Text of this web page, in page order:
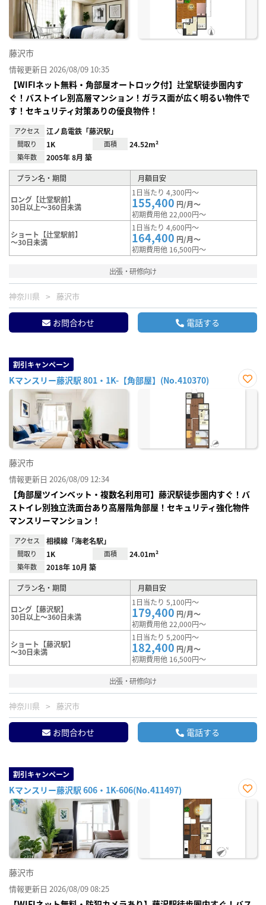
藤沢市
情報更新日 2026/08/09 10:35
【WIFIネット無料・角部屋オートロック付】辻堂駅徒歩圏内す
ぐ！バストイレ別高層マンション！ガラス面が広く明るい物件で
す！セキュリティ対策ありの優良物件！
アクセス 江ノ島電鉄「藤沢駅」
間取り 1K 面積 24.52m²
築年数 2005年 8月 築
プラン名・期間 月額目安
ロング【辻堂駅前】
30日以上～360日未満
1日当たり 4,300円～
155,400 円/月～
初期費用他 22,000円～
ショート【辻堂駅前】
～30日未満
1日当たり 4,600円～
164,400 円/月～
初期費用他 16,500円～
出張・研修向け
神奈川県 藤沢市
お問合わせ 電話する
割引キャンペーン
Kマンスリー藤沢駅 801・1K-【角部屋】(No.410370)
お気
藤沢市
情報更新日 2026/08/09 12:34
【角部屋ツインベット・複数名利用可】藤沢駅徒歩圏内すぐ！バ
ストイレ別独立洗面台あり高層階角部屋！セキュリティ強化物件
マンスリーマンション！
アクセス 相模線「海老名駅」
間取り 1K 面積 24.01m²
築年数 2018年 10月 築
プラン名・期間 月額目安
ロング【藤沢駅】
30日以上～360日未満
1日当たり 5,100円～
179,400 円/月～
初期費用他 22,000円～
ショート【藤沢駅】
～30日未満
1日当たり 5,200円～
182,400 円/月～
初期費用他 16,500円～
出張・研修向け
神奈川県 藤沢市
お問合わせ 電話する
割引キャンペーン
Kマンスリー藤沢駅 606・1K-606(No.411497)
お気
藤沢市
情報更新日 2026/08/09 08:25